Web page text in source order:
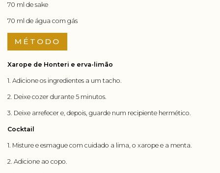
70 ml de sake
70 ml de água com gás
MÉTODO
Xarope de Honteri e erva-limão
1. Adicione os ingredientes a um tacho.
2. Deixe cozer durante 5 minutos.
3. Deixe arrefecer e, depois, guarde num recipiente hermético.
Cocktail
1. Misture e esmague com cuidado a lima, o xarope e a menta.
2. Adicione ao copo.